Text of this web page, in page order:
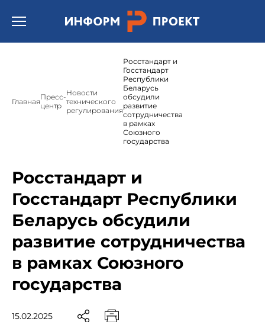
Открыть бургер меню.
ГлавнаяПресс-
центр
Новости
технического
регулирования
Росстандарт и
Госстандарт
Республики
Беларусь
обсудили
развитие
сотрудничества
в рамках
Союзного
государства
Росстандарт и
Госстандарт Республики
Беларусь обсудили
развитие сотрудничества
в рамках Союзного
государства
15.02.2025